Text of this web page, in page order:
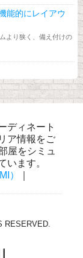
能的にレイアウ
より狭く、備え付けの
ディネート
ア情報をご
屋をシミュ
います。
）
RESERVED.